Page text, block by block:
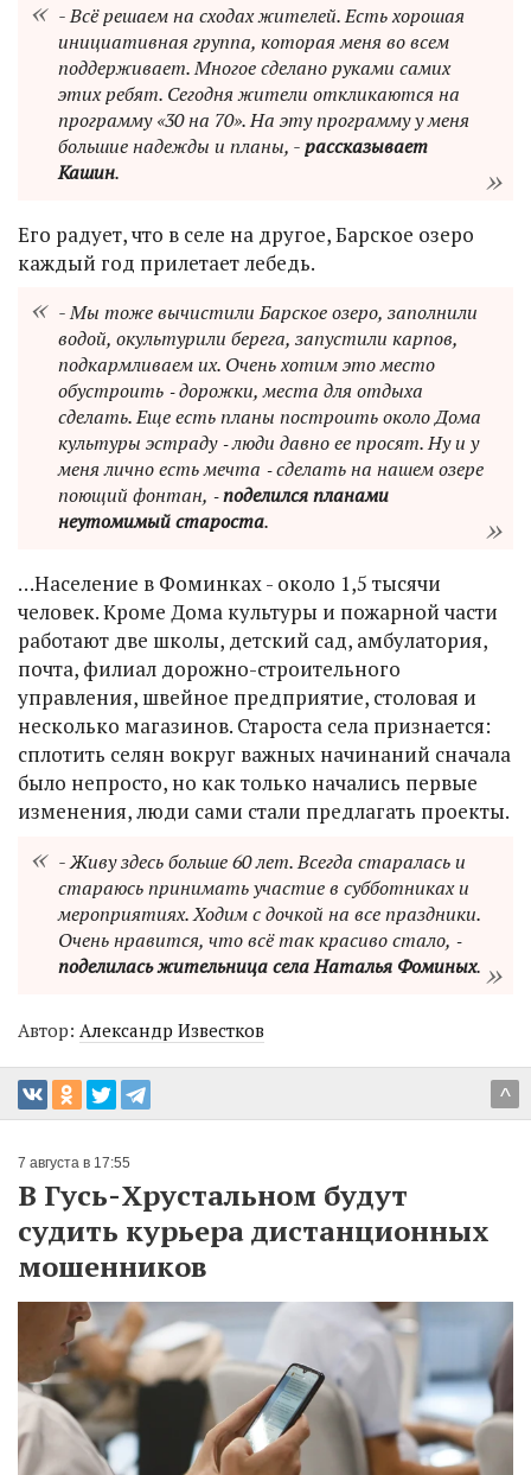
- Всё решаем на сходах жителей. Есть хорошая
инициативная группа, которая меня во всем
поддерживает. Многое сделано руками самих
этих ребят. Сегодня жители откликаются на
программу «30 на 70». На эту программу у меня
большие надежды и планы, -рассказывает
Кашин.
Его радует, что в селе на другое, Барское озеро
каждый год прилетает лебедь.
- Мы тоже вычистили Барское озеро, заполнили
водой, окультурили берега, запустили карпов,
подкармливаем их. Очень хотим это место
обустроить ‑ дорожки, места для отдыха
сделать. Еще есть планы построить около Дома
культуры эстраду ‑ люди давно ее просят. Ну и у
меня лично есть мечта ‑ сделать на нашем озере
поющий фонтан, ‑поделился планами
неутомимый староста.
…Население в Фоминках - около 1,5 тысячи
человек. Кроме Дома культуры и пожарной части
работают две школы, детский сад, амбулатория,
почта, филиал дорожно-строительного
управления, швейное предприятие, столовая и
несколько магазинов. Староста села признается:
сплотить селян вокруг важных начинаний сначала
было непросто, но как только начались первые
изменения, люди сами стали предлагать проекты.
- Живу здесь больше 60 лет. Всегда старалась и
стараюсь принимать участие в субботниках и
мероприятиях. Ходим с дочкой на все праздники.
Очень нравится, что всё так красиво стало, ‑
поделилась жительница села Наталья Фоминых.
Автор: Александр Известков
^
7 августа в 17:55
В Гусь-Хрустальном будут
судить курьера дистанционных
мошенников